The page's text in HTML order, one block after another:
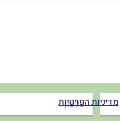
מדיניות הפרטיות